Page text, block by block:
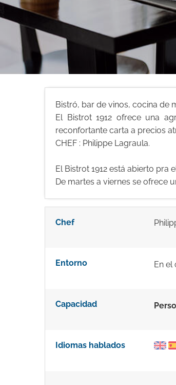
Bistró, bar de vinos, cocina de
El Bistrot 1912 ofrece una
reconfortante carta a precios
CHEF : Philippe Lagraula.
El Bistrot 1912 está abierto pra
De martes a viernes se ofrece
Chef
Entorno En el
Capacidad
Idiomas hablados